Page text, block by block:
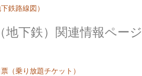
鉄路線図）
下鉄）関連情報ページ
（乗り放題チケット）